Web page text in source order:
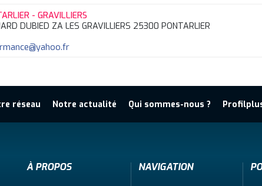
- GRAVILLIERS
DUBIED ZA LES GRAVILLIERS 25300 PONTARLIER
réseau Notre actualité Qui sommes-nous ?
À PROPOS NAVIGATION